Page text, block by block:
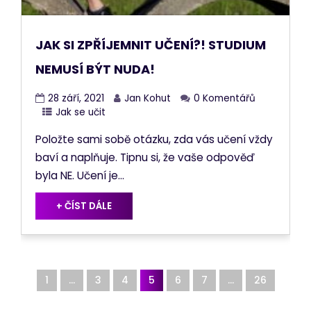
JAK SI ZPŘÍJEMNIT UČENÍ?! STUDIUM
NEMUSÍ BÝT NUDA!
28 září, 2021 Jan Kohut
0 Komentářů
Jak se učit
Položte sami sobě otázku, zda vás učení vždy
baví a naplňuje. Tipnu si, že vaše odpověď
byla NE. Učení je...
+ ČÍST DÁLE
1 … 3 4 5 6 7 … 26